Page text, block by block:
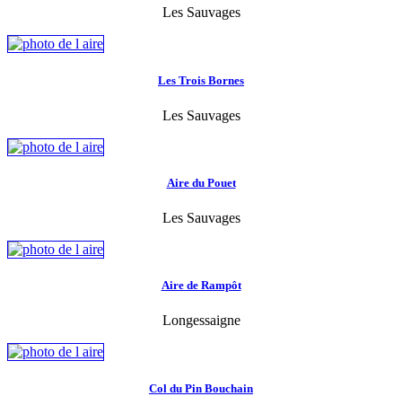
Les Sauvages
Les Trois Bornes
Les Sauvages
Aire du Pouet
Les Sauvages
Aire de Rampôt
Longessaigne
Col du Pin Bouchain